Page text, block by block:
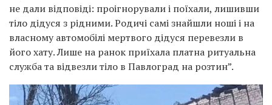
не дали відповіді: проігнорували і поїхали, лишивши
тіло дідуся з рідними. Родичі самі знайшли ноші і на
власному автомобілі мертвого дідуся перевезли в
його хату. Лише на ранок приїхала платна ритуальна
служба та відвезли тіло в Павлоград на розтин”.